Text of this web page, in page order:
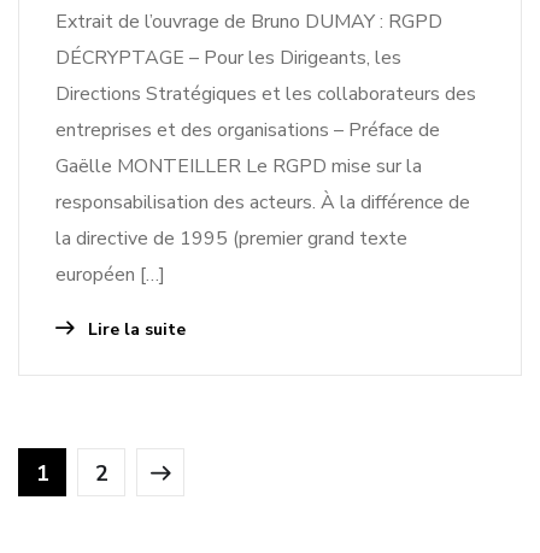
Extrait de l’ouvrage de Bruno DUMAY : RGPD
DÉCRYPTAGE – Pour les Dirigeants, les
Directions Stratégiques et les collaborateurs des
entreprises et des organisations – Préface de
Gaëlle MONTEILLER Le RGPD mise sur la
responsabilisation des acteurs. À la différence de
la directive de 1995 (premier grand texte
européen […]
Lire la suite
1 2